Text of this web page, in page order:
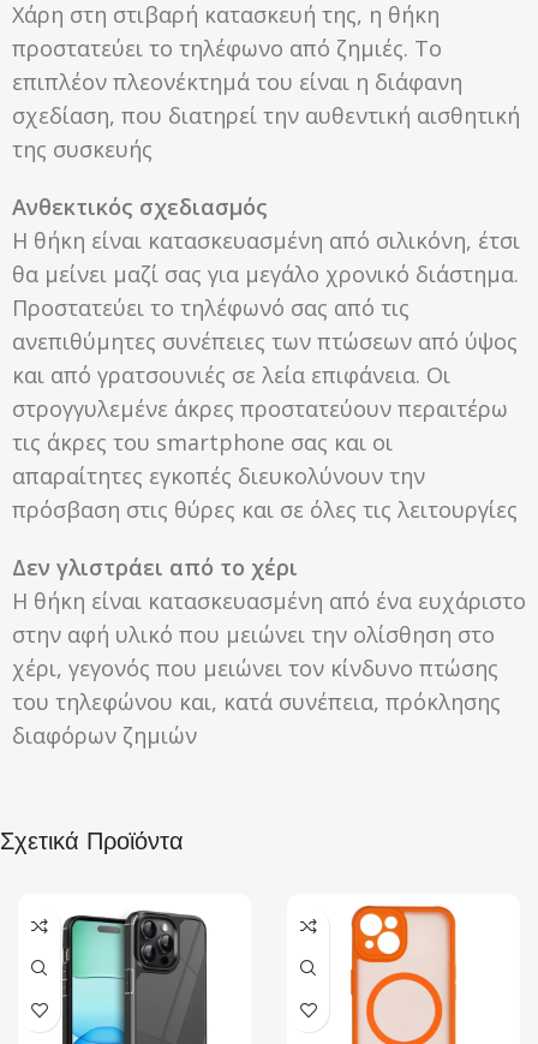
Χάρη στη στιβαρή κατασκευή της, η θήκη
προστατεύει το τηλέφωνο από ζημιές. Το
επιπλέον πλεονέκτημά του είναι η διάφανη
σχεδίαση, που διατηρεί την αυθεντική αισθητική
της συσκευής
Ανθεκτικός σχεδιασμός
Η θήκη είναι κατασκευασμένη από σιλικόνη, έτσι
θα μείνει μαζί σας για μεγάλο χρονικό διάστημα.
Προστατεύει το τηλέφωνό σας από τις
ανεπιθύμητες συνέπειες των πτώσεων από ύψος
και από γρατσουνιές σε λεία επιφάνεια. Οι
στρογγυλεμένε άκρες προστατεύουν περαιτέρω
τις άκρες του smartphone σας και οι
απαραίτητες εγκοπές διευκολύνουν την
πρόσβαση στις θύρες και σε όλες τις λειτουργίες
Δεν γλιστράει από το χέρι
Η θήκη είναι κατασκευασμένη από ένα ευχάριστο
στην αφή υλικό που μειώνει την ολίσθηση στο
χέρι, γεγονός που μειώνει τον κίνδυνο πτώσης
του τηλεφώνου και, κατά συνέπεια, πρόκλησης
διαφόρων ζημιών
Σχετικά Προϊόντα